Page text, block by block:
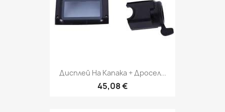
Дисплей На Капака + Дросел...
45,08 €